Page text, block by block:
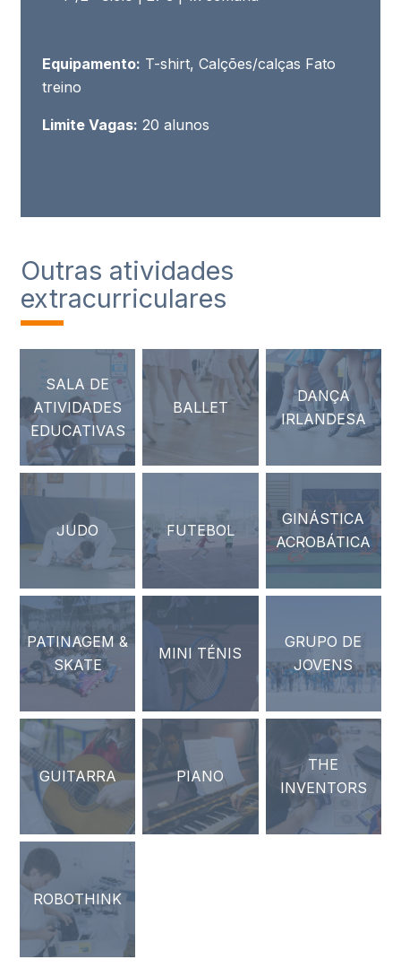
Equipamento: T-shirt, Calções/calças Fato
treino
Limite Vagas: 20 alunos
Outras atividades
extracurriculares
SALA DE
ATIVIDADES
EDUCATIVAS
BALLET
DANÇA
IRLANDESA
JUDO FUTEBOL
GINÁSTICA
ACROBÁTICA
PATINAGEM &
SKATE
MINI TÉNIS
GRUPO DE
JOVENS
GUITARRA PIANO
THE
INVENTORS
ROBOTHINK